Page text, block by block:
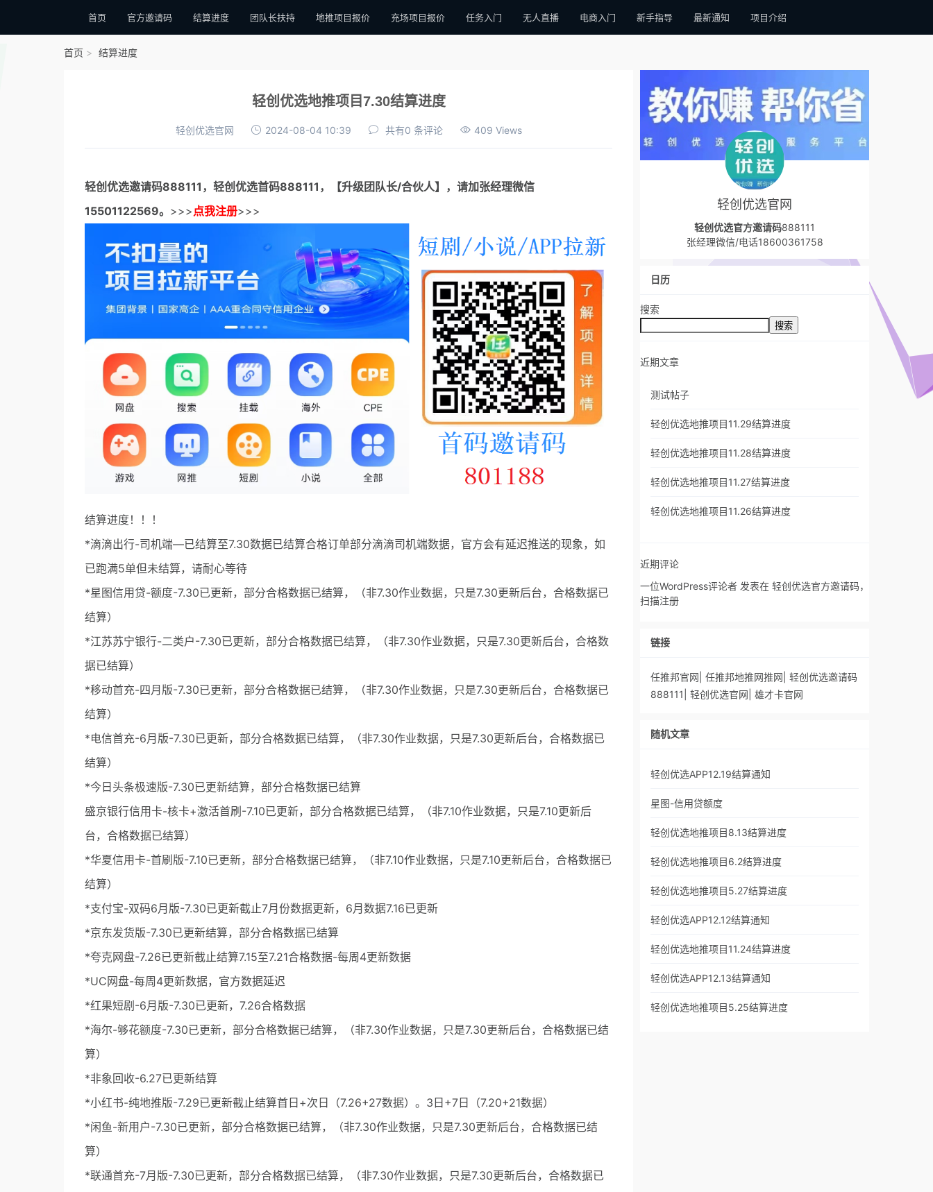
首页 官方邀请码 结算进度 团队长扶持 地推项目报价 充场项目报价 任务入门 无人直播 电商入门 新手指导 最新通知 项目介绍
首页 结算进度
轻创优选地推项目7.30结算进度
轻创优选官网 2024-08-04 10:39 共有0 条评论 409 Views
轻创优选邀请码888111， 轻创优选首码888111，【升级团队长/合伙人】，请加张经理微信
15501122569。 >>>点我注册>>>
结算进度！！！
*滴滴出行-司机端—已结算至7.30数据已结算合格订单部分滴滴司机端数据，官方会有延迟推送的现象，如
已跑满5单但未结算，请耐心等待
*星图信用贷-额度-7.30已更新，部分合格数据已结算，（非7.30作业数据，只是7.30更新后台，合格数据已
结算）
*江苏苏宁银行-二类户-7.30已更新，部分合格数据已结算，（非7.30作业数据，只是7.30更新后台，合格数
据已结算）
*移动首充-四月版-7.30已更新，部分合格数据已结算，（非7.30作业数据，只是7.30更新后台，合格数据已
结算）
*电信首充-6月版-7.30已更新，部分合格数据已结算，（非7.30作业数据，只是7.30更新后台，合格数据已
结算）
*今日头条极速版-7.30已更新结算，部分合格数据已结算
盛京银行信用卡-核卡+激活首刷-7.10已更新，部分合格数据已结算，（非7.10作业数据，只是7.10更新后
台，合格数据已结算）
*华夏信用卡-首刷版-7.10已更新，部分合格数据已结算，（非7.10作业数据，只是7.10更新后台，合格数据已
结算）
*支付宝-双码6月版-7.30已更新截止7月份数据更新，6月数据7.16已更新
*京东发货版-7.30已更新结算，部分合格数据已结算
*夸克网盘-7.26已更新截止结算7.15至7.21合格数据-每周4更新数据
*UC网盘-每周4更新数据，官方数据延迟
*红果短剧-6月版-7.30已更新，7.26合格数据
*海尔-够花额度-7.30已更新，部分合格数据已结算，（非7.30作业数据，只是7.30更新后台，合格数据已结
算）
*非象回收-6.27已更新结算
*小红书-纯地推版-7.29已更新截止结算首日+次日（7.26+27数据）。3日+7日（7.20+21数据）
*闲鱼-新用户-7.30已更新，部分合格数据已结算，（非7.30作业数据，只是7.30更新后台，合格数据已结
算）
*联通首充-7月版-7.30已更新，部分合格数据已结算，（非7.30作业数据，只是7.30更新后台，合格数据已
轻创优选官网
轻创优选官方邀请码888111
张经理微信/电话18600361758
日历
搜索
搜索
近期文章
测试帖子
轻创优选地推项目11.29结算进度
轻创优选地推项目11.28结算进度
轻创优选地推项目11.27结算进度
轻创优选地推项目11.26结算进度
近期评论
一位WordPress评论者 发表在 轻创优选官方邀请码，
扫描注册
链接
任推邦官网 任推邦地推网推网 轻创优选邀请码
888111
轻创优选官网 雄才卡官网
随机文章
轻创优选APP12.19结算通知
星图-信用贷额度
轻创优选地推项目8.13结算进度
轻创优选地推项目6.2结算进度
轻创优选地推项目5.27结算进度
轻创优选APP12.12结算通知
轻创优选地推项目11.24结算进度
轻创优选APP12.13结算通知
轻创优选地推项目5.25结算进度